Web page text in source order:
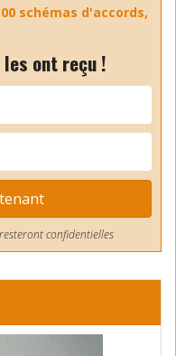
2014
de l’accord et de
donc de piano
de l’article
qui ne s’accorde
la poussière
numérique (il est
un piano droit,
schémas d'accords,
les ont reçu !
confidentielles